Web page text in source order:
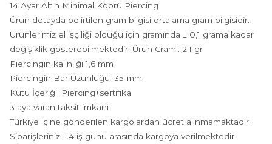
14 Ayar Altın Minimal Köprü Piercing
Ürün detayda belirtilen gram bilgisi ortalama gram bilgisidir.
Ürünlerimiz el işçiliği olduğu için gramında ± 0,1 grama kadar
değişiklik gösterebilmektedir. Ürün Gramı: 2.1 gr
Piercingin kalınlığı 1,6 mm
Piercingin Bar Uzunluğu: 35 mm
Kutu İçeriği: Piercing+sertifika
3 aya varan taksit imkanı
Türkiye içine gönderilen kargolardan ücret alınmamaktadır.
Siparişleriniz 1-4 iş günü arasında kargoya verilmektedir.